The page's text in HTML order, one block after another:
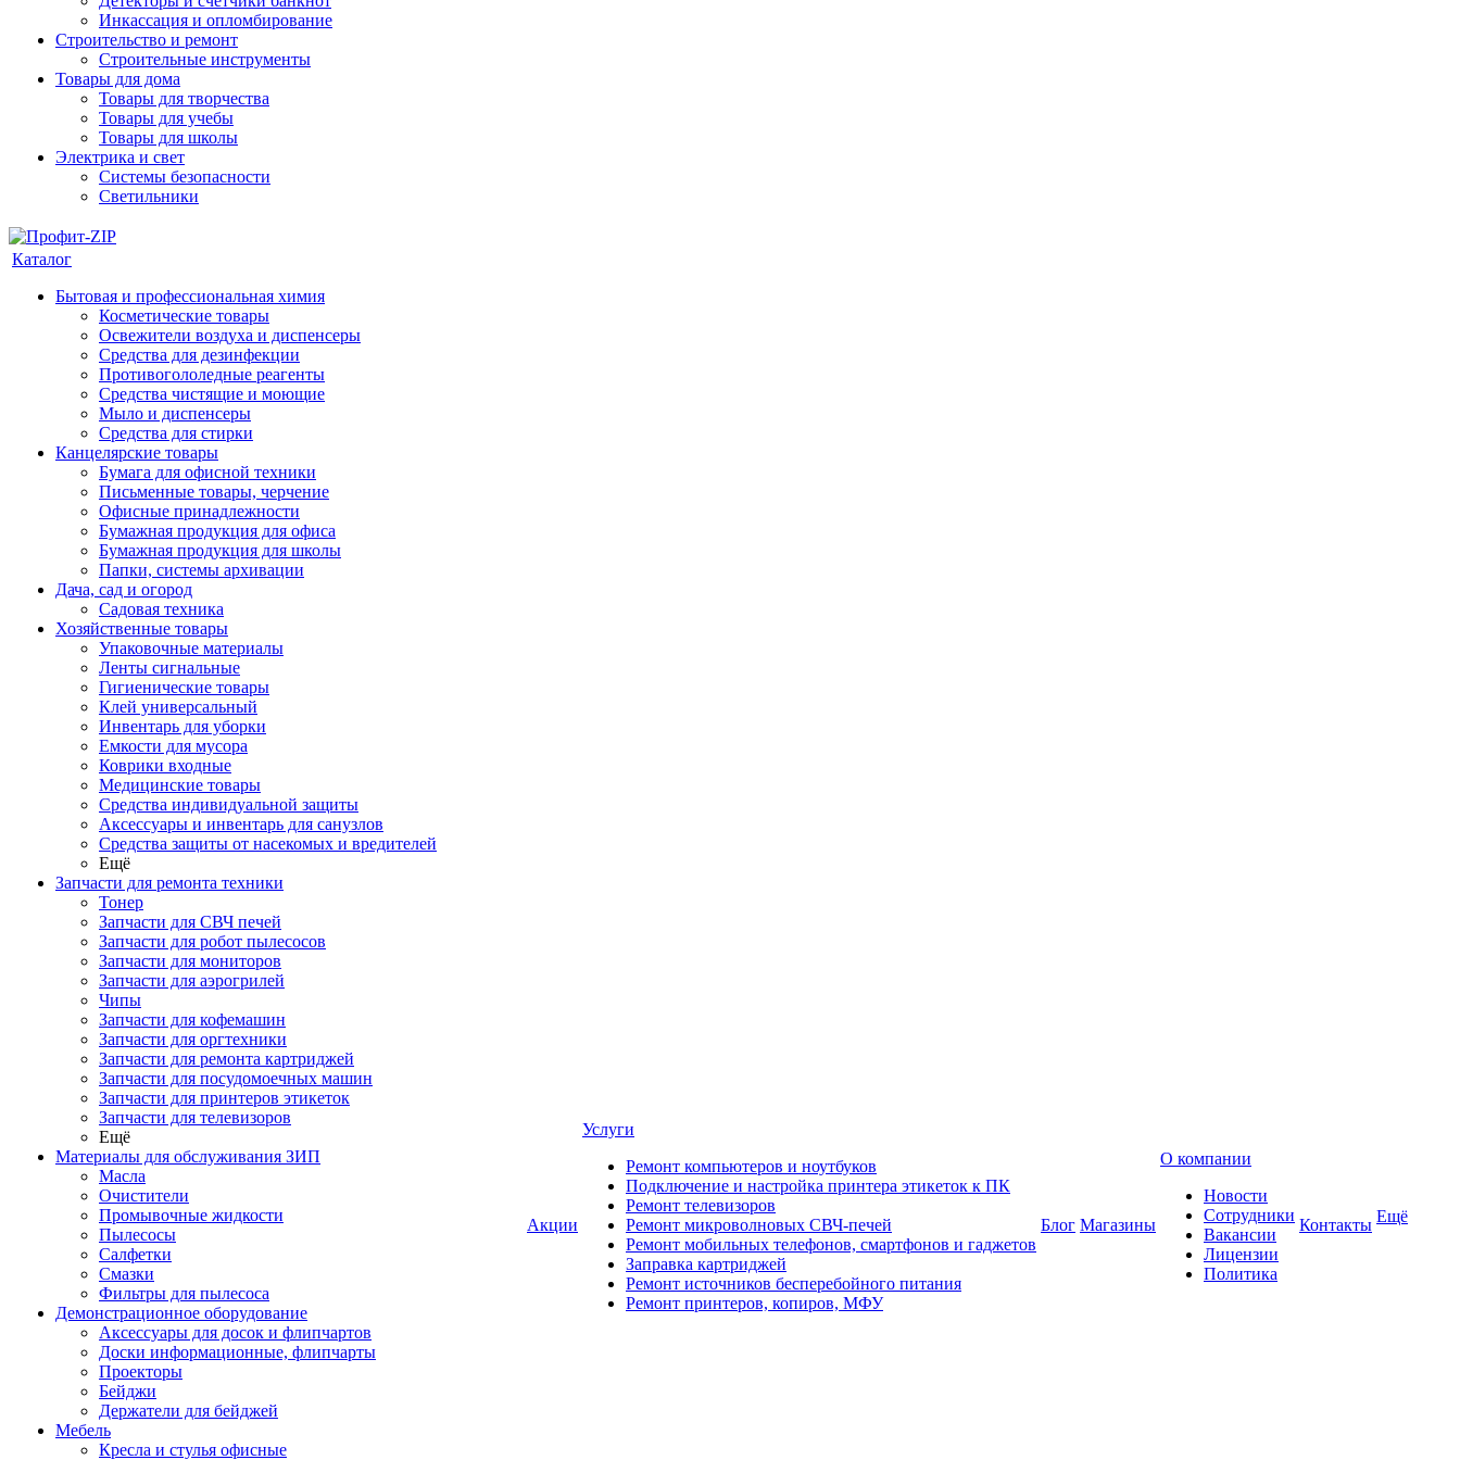
Инкассация и опломбирование
Строительство и ремонт
Строительные инструменты
Товары для дома
Товары для творчества
Товары для учебы
Товары для школы
Электрика и свет
Системы безопасности
Светильники
Каталог
Бытовая и профессиональная химия
Косметические товары
Освежители воздуха и диспенсеры
Средства для дезинфекции
Противогололедные реагенты
Средства чистящие и моющие
Мыло и диспенсеры
Средства для стирки
Канцелярские товары
Бумага для офисной техники
Письменные товары, черчение
Офисные принадлежности
Бумажная продукция для офиса
Бумажная продукция для школы
Папки, системы архивации
Дача, сад и огород
Садовая техника
Хозяйственные товары
Упаковочные материалы
Ленты сигнальные
Гигиенические товары
Клей универсальный
Инвентарь для уборки
Емкости для мусора
Коврики входные
Медицинские товары
Средства индивидуальной защиты
Аксессуары и инвентарь для санузлов
Средства защиты от насекомых и вредителей
Ещё
Запчасти для ремонта техники
Тонер
Запчасти для СВЧ печей
Запчасти для робот пылесосов
Запчасти для мониторов
Запчасти для аэрогрилей
Чипы
Запчасти для кофемашин
Запчасти для оргтехники
Запчасти для ремонта картриджей
Запчасти для посудомоечных машин
Запчасти для принтеров этикеток
Запчасти для телевизоров
Ещё
Материалы для обслуживания ЗИП
Масла
Очистители
Промывочные жидкости
Пылесосы
Салфетки
Смазки
Фильтры для пылесоса
Демонстрационное оборудование
Аксессуары для досок и флипчартов
Доски информационные, флипчарты
Проекторы
Бейджи
Держатели для бейджей
Мебель
Кресла и стулья офисные
Акции
Услуги
Ремонт компьютеров и ноутбуков
Подключение и настройка принтера этикеток к ПК
Ремонт телевизоров
Ремонт микроволновых СВЧ-печей
Ремонт мобильных телефонов, смартфонов и гаджетов
Заправка картриджей
Ремонт источников бесперебойного питания
Ремонт принтеров, копиров, МФУ
Блог Магазины
О компании
Новости
Сотрудники
Вакансии
Лицензии
Политика
Контакты Ещё